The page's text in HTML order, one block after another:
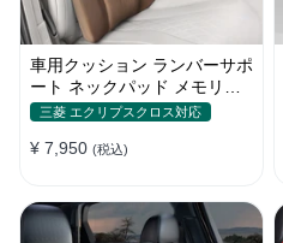
車用クッション ランバーサポ
ート ネックパッド メモリー
フォーム 疲労回復
三菱 エクリプスクロス対応
¥ 7,950 (税込)